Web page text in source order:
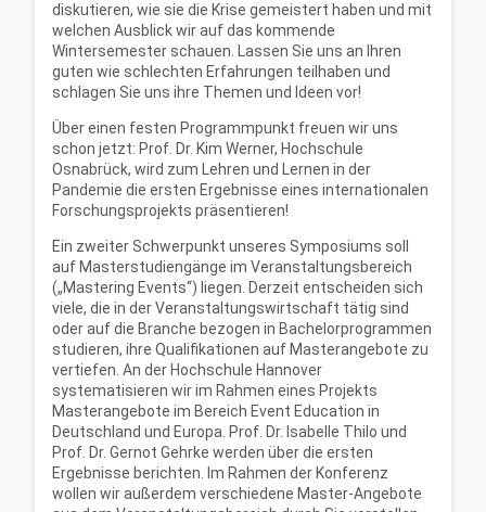
diskutieren, wie sie die Krise gemeistert haben und mit
welchen Ausblick wir auf das kommende
Wintersemester schauen. Lassen Sie uns an Ihren
guten wie schlechten Erfahrungen teilhaben und
schlagen Sie uns ihre Themen und Ideen vor!
Über einen festen Programmpunkt freuen wir uns
schon jetzt: Prof. Dr. Kim Werner, Hochschule
Osnabrück, wird zum Lehren und Lernen in der
Pandemie die ersten Ergebnisse eines internationalen
Forschungsprojekts präsentieren!
Ein zweiter Schwerpunkt unseres Symposiums soll
auf Masterstudiengänge im Veranstaltungsbereich
(„Mastering Events“) liegen. Derzeit entscheiden sich
viele, die in der Veranstaltungswirtschaft tätig sind
oder auf die Branche bezogen in Bachelorprogrammen
studieren, ihre Qualifikationen auf Masterangebote zu
vertiefen. An der Hochschule Hannover
systematisieren wir im Rahmen eines Projekts
Masterangebote im Bereich Event Education in
Deutschland und Europa. Prof. Dr. Isabelle Thilo und
Prof. Dr. Gernot Gehrke werden über die ersten
Ergebnisse berichten. Im Rahmen der Konferenz
wollen wir außerdem verschiedene Master-Angebote